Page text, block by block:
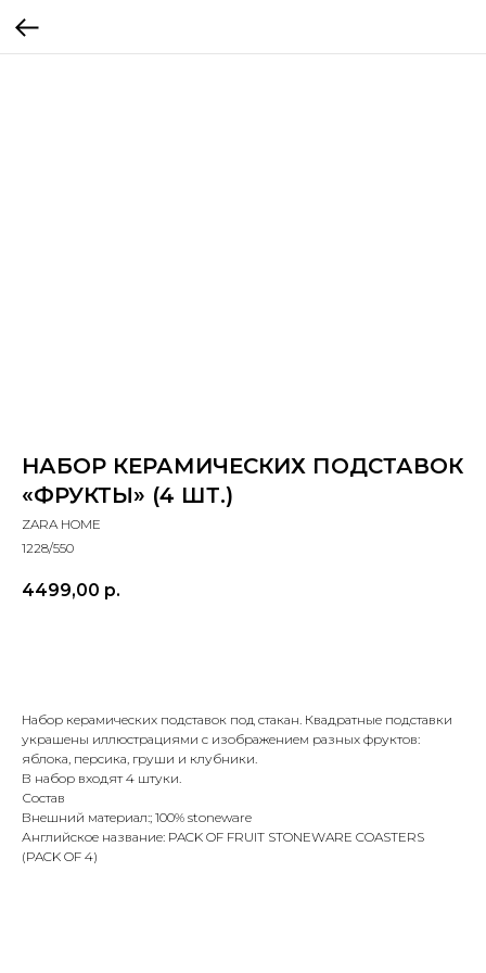
НАБОР КЕРАМИЧЕСКИХ ПОДСТАВОК
«ФРУКТЫ» (4 ШТ.)
ZARA HOME
1228/550
4499,00 р.
Набор керамических подставок под стакан. Квадратные подставки
украшены иллюстрациями с изображением разных фруктов:
яблока, персика, груши и клубники.
В набор входят 4 штуки.
Состав
Внешний материал:; 100% stoneware
Английское название: PACK OF FRUIT STONEWARE COASTERS
(PACK OF 4)